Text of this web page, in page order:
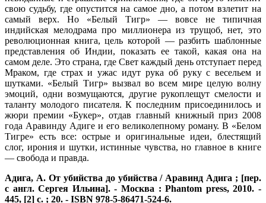
свою судьбу, где опустится на самое дно, а потом взлетит на
самый верх. Но «Белый Тигр» — вовсе не типичная
индийская мелодрама про миллионера из трущоб, нет, это
революционная книга, цель которой — разбить шаблонные
представления об Индии, показать ее такой, какая она на
самом деле. Это страна, где Свет каждый день отступает перед
Мраком, где страх и ужас идут рука об руку с весельем и
шутками. «Белый Тигр» вызвал во всем мире целую волну
эмоций, одни возмущаются, другие рукоплещут смелости и
таланту молодого писателя. К последним присоединилось и
жюри премии «Букер», отдав главный книжный приз 2008
года Аравинду Адиге и его великолепному роману. В «Белом
Тигре» есть все: острые и оригинальные идеи, блестящий
слог, ирония и шутки, истинные чувства, но главное в книге
— свобода и правда.
Адига, А.От убийства до убийства / Аравинд Адига ; [пер.
с англ. Сергея Ильина]. - Москва : Phantom press, 2010. -
445, [2] с. ; 20. - ISBN 978-5-86471-524-6.